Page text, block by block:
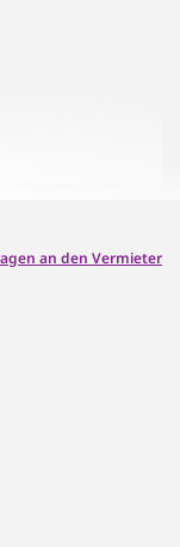
an den Vermieter